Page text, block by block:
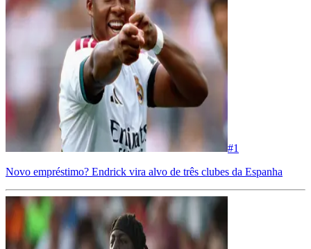
#1
Novo empréstimo? Endrick vira alvo de três clubes da Espanha